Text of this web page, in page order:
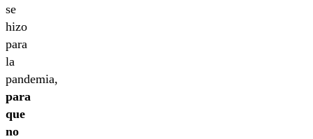
se
hizo
para
la
pandemia,
para
que
no